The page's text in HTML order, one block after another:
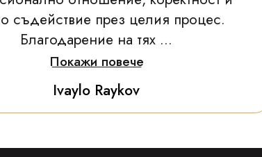
съдействие през целия процес.
Благодарение на тях ...
Покажи повече
Ivaylo Raykov